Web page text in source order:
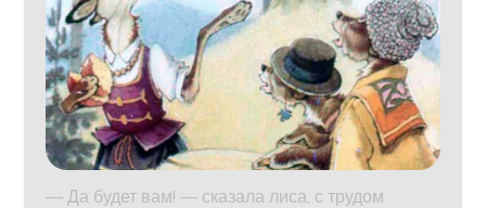
— Да будет вам! — сказала лиса, с трудом